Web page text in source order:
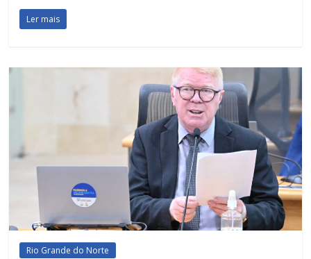
Ler mais
Rio Grande do Norte